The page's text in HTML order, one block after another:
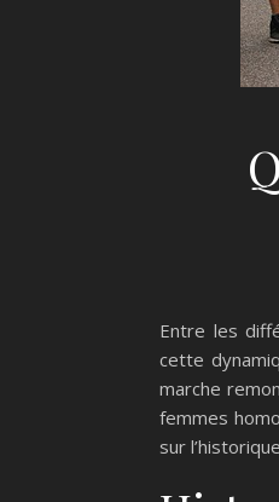
Entre les
cette
marche
femmes
sur